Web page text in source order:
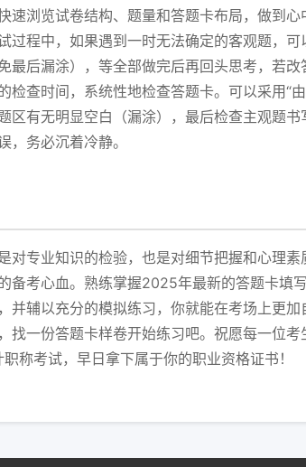
速浏览试卷结构、题量和答题卡布局，做到
过程中，如果遇到一时无法确定的客观题，
最后漏涂），等全部做完后再回头思考，若
检查时间，系统性地检查答题卡。可以采用“
区有无明显空白（漏涂），最后检查主观题
，务必沉着冷静。
对专业知识的检验，也是对细节把握和心理素
备考心血。熟练掌握2025年最新的答题卡填
并辅以充分的模拟练习，你就能在考场上更
找一份答题卡样卷开始练习吧。祝愿每一位
称考试，早日拿下属于你的职业资格证书！